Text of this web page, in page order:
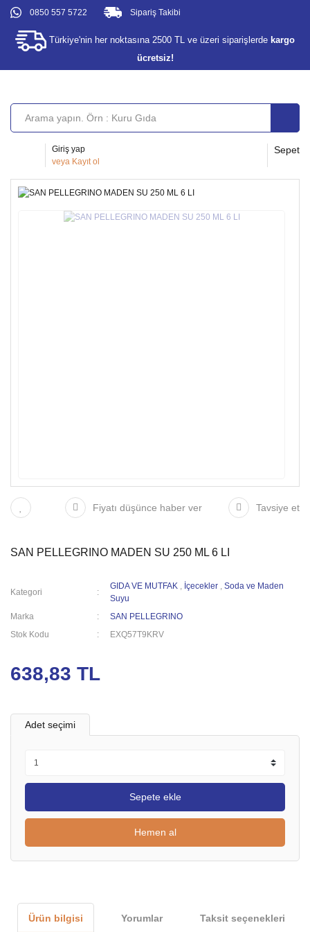
0850 557 5722
Türkiye'nin her noktasına 2500 TL ve üzeri siparişlerde kargo
ücretsiz!
Sipariş Takibi
Giriş yap
veya Kayıt ol
Sepet
Fiyatı düşünce haber ver Tavsiye et
SAN PELLEGRINO MADEN SU 250 ML 6 LI
Kategori
GIDA VE MUTFAK , İçecekler ,Soda ve Maden
Suyu
Marka
SAN PELLEGRINO
Stok Kodu
EXQ57T9KRV
638,83 TL
Adet seçimi
Sepete ekle
Hemen al
Ürün bilgisi Yorumlar Taksit seçenekleri